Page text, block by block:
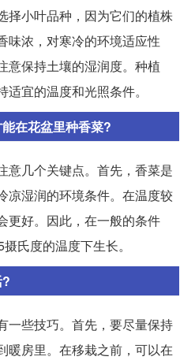
择小叶品种，因为它们的植株
味浓，对寒冷的环境适应性
意保持土壤的湿润度。种植
宜的温度和光照条件。
在花盆里种香菜?
意几个关键点。首先，香菜是
凉湿润的环境条件。在温度较
更好。因此，在一般的条件
氏度的温度下生长。
一些技巧。首先，要尽量保持
暖房里。在移栽之前，可以在